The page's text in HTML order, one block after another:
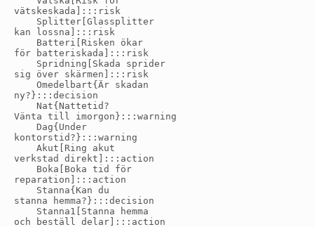
vätskeskada]:::risk
    Splitter[Glassplitter
kan lossna]:::risk
    Batteri[Risken ökar
för batteriskada]:::risk
    Spridning[Skada sprider
sig över skärmen]:::risk
    Omedelbart{Är skadan
ny?}:::decision
    Nat{Nattetid?
Vänta till imorgon}:::warning
    Dag{Under
kontorstid?}:::warning
    Akut[Ring akut
verkstad direkt]:::action
    Boka[Boka tid för
reparation]:::action
    Stanna{Kan du
stanna hemma?}:::decision
    Stanna1[Stanna hemma
och beställ delar]:::action